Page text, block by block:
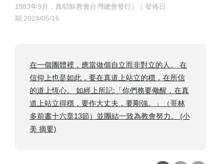
1983年9月，真耶穌教會台灣總會發行）｜發佈日
期:2024/05/16
在一個團體裡，應當做個自立而非對立的人。 在
信仰上也是如此，要在真道上站立的穩，在所信
的道上恆心。 如經上所記:「你們務要儆醒，在真
道上站立得穩，要作大丈夫，要剛強。」（哥林
多前書十六章13節）並團結一致為教會努力。 (小
美 摘要)